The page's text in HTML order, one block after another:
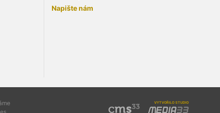
Napište nám
vytvořilo studio